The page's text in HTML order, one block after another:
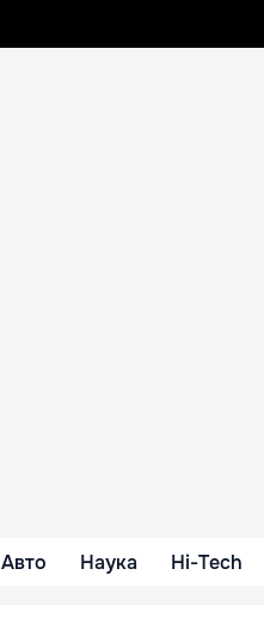
Авто Наука Hi-Tech